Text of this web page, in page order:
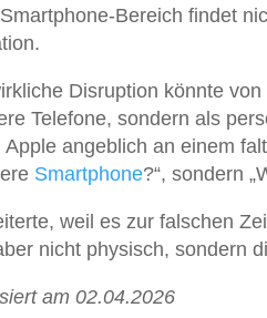
Bereich findet
Disruption könnte
Telefone, sondern als
Apple angeblich an einem
Smartphone?“, sondern
weil es zur falschen
nicht physisch, sondern
am 02.04.2026